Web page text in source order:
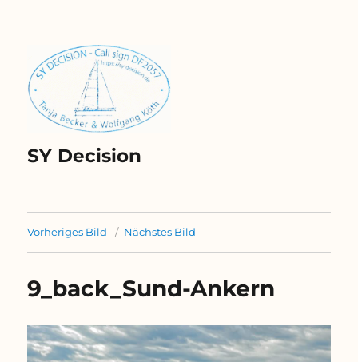
SY Decision
Vorheriges Bild Nächstes Bild
9_back_Sund-Ankern